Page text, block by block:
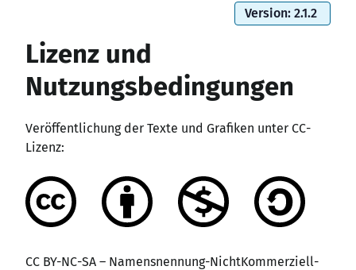
Version: 2.1.2
Lizenz und
Nutzungsbedingungen
Veröffentlichung der Texte und Grafiken unter CC-
Lizenz:
CC BY-NC-SA – Namensnennung-NichtKommerziell-